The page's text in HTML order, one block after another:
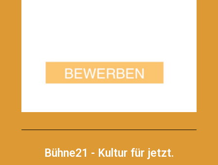
Bühne21 - Kultur für jetzt.